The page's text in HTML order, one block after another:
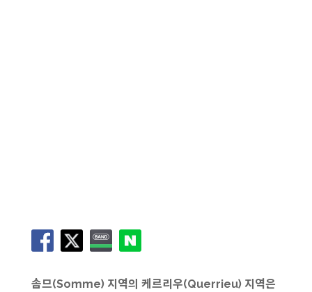
솜므(Somme) 지역의 케르리우(Querrieu) 지역은